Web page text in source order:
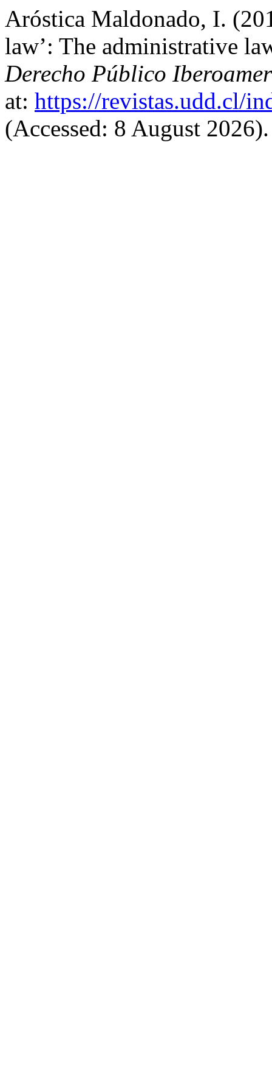
Aróstica Maldonado, I.
law’: The administrative
Derecho Público
at: https://revistas.udd.cl/
(Accessed: 8 August 2026).